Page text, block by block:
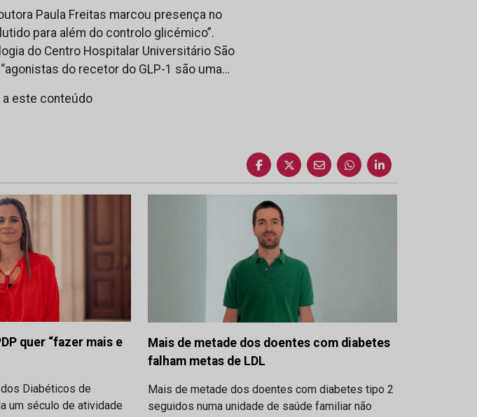
Paula Freitas marcou presença no
para além do controlo glicémico”.
do Centro Hospitalar Universitário São
do recetor do GLP-1 são uma…
a este conteúdo
quer “fazer mais e
Diabéticos de
um século de atividade
Mais de metade dos doentes com diabetes
falham metas de LDL
Mais de metade dos doentes com diabetes tipo 2
seguidos numa unidade de saúde familiar não